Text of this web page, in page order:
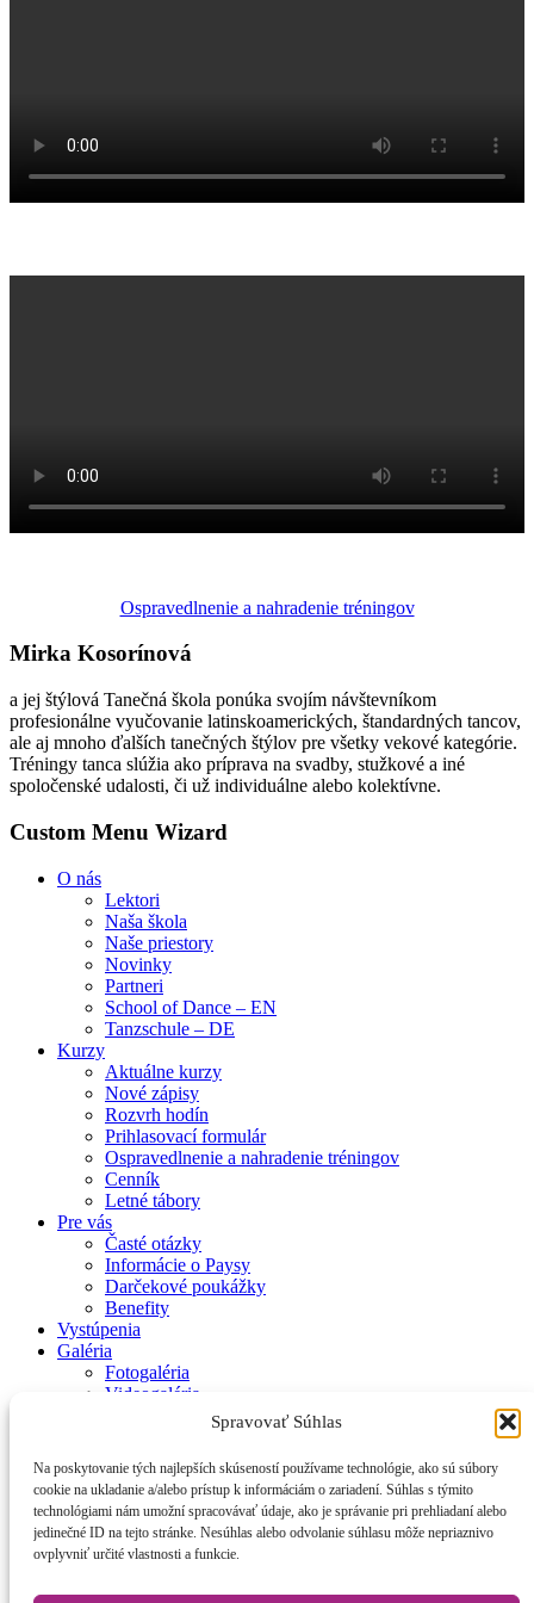
Spravovať Súhlas
Na poskytovanie tých najlepších skúseností používame technológie, ako sú súbory
cookie na ukladanie a/alebo prístup k informáciám o zariadení. Súhlas s týmito
technológiami nám umožní spracovávať údaje, ako je správanie pri prehliadaní alebo
jedinečné ID na tejto stránke. Nesúhlas alebo odvolanie súhlasu môže nepriaznivo
ovplyvniť určité vlastnosti a funkcie.
Ospravedlnenie a nahradenie tréningov
Mirka Kosorínová
a jej štýlová Tanečná škola ponúka svojím návštevníkom
profesionálne vyučovanie latinskoamerických, štandardných tancov,
ale aj mnoho ďalších tanečných štýlov pre všetky vekové kategórie.
Tréningy tanca slúžia ako príprava na svadby, stužkové a iné
spoločenské udalosti, či už individuálne alebo kolektívne.
Custom Menu Wizard
O nás
Lektori
Naša škola
Naše priestory
Novinky
Partneri
School of Dance – EN
Tanzschule – DE
Kurzy
Aktuálne kurzy
Nové zápisy
Rozvrh hodín
Prihlasovací formulár
Ospravedlnenie a nahradenie tréningov
Cenník
Letné tábory
Pre vás
Časté otázky
Informácie o Paysy
Darčekové poukážky
Benefity
Vystúpenia
Galéria
Fotogaléria
Videogaléria
Zásady používania súborov cookie (EÚ)
© 2017 Smiem prosiť – Tanečná škola Mirky Kosorínovej
Ochrana osobných údajov
Všeobecné obchodné podmienky